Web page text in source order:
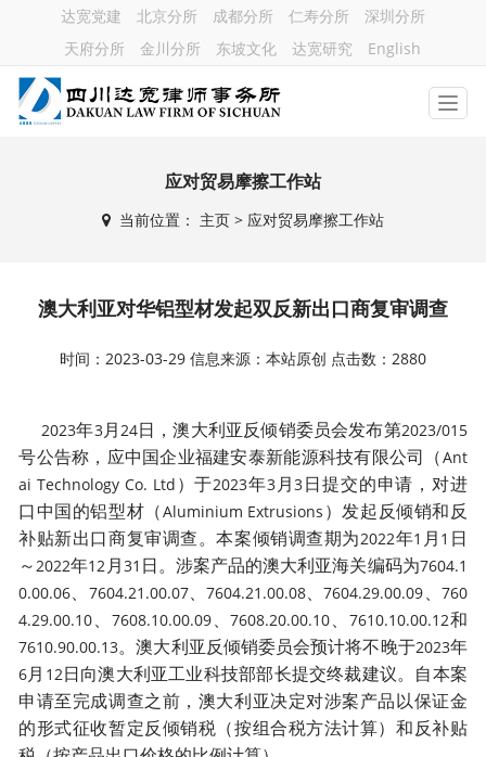
达宽党建 北京分所 成都分所 仁寿分所
深圳分所
天府分所
金川分所 东坡文化 达宽研究 English
应对贸易摩擦工作站
当前位置： 主页> 应对贸易摩擦工作站
澳大利亚对华铝型材发起双反新出口商复审调查
时间：2023-03-29 信息来源：本站原创 点击数：2880
2023年3月24日，澳大利亚反倾销委员会发布第2023/015
号公告称，应中国企业福建安泰新能源科技有限公司（Ant
ai Technology Co. Ltd ）于2023年3月3日提交的申请，对进
口中国的铝型材（Aluminium Extrusions ）发起反倾销和反
补贴新出口商复审调查。本案倾销调查期为2022年1 月 1 日
～2022年12月31 日。涉案产品的澳大利亚海关编码为7604.1
0.00.06、 7604.21.00.07、7604.21.00.08、7604.29.00.09、 760
4.29.00.10、 7608.10.00.09、7608.20.00.10、 7610.10.00.12和
7610.90.00.13。澳大利亚反倾销委员会预计将不晚于2023年
6月 12日向澳大利亚工业科技部部长提交终裁建议。自本案
申请至完成调查之前，澳大利亚决定对涉案产品以保证金
的形式征收暂定反倾销税（按组合税方法计算）和反补贴